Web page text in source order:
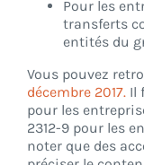
Pour les
transferts
entités du
Vous pouvez
décembre 2017. Il
pour les
2312-9 pour les
noter que des